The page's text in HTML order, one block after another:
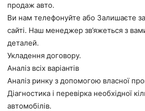
продаж авто.
Ви нам телефонуйте або Залишаєте
сайті. Наш менеджер зв’яжеться з
деталей.
Укладення договору.
Аналіз всіх варіантів
Аналіз ринку з допомогою власної
Діагностика і перевірка необхідної
автомобілів.